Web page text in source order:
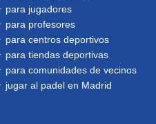
para jugadores
para profesores
para centros deportivos
para tiendas deportivas
para comunidades de vecinos
jugar al padel en Madrid